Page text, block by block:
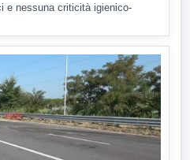
e nessuna criticità igienico-